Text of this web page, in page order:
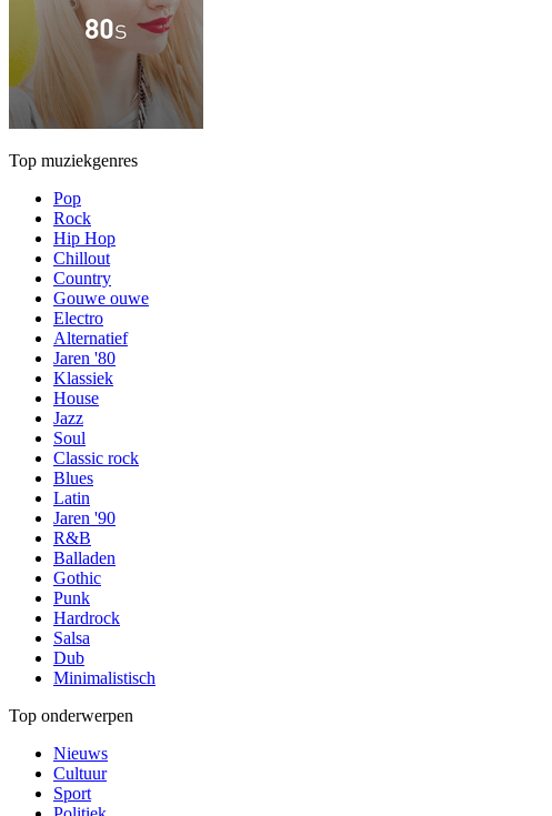
Top muziekgenres
Pop
Rock
Hip Hop
Chillout
Country
Gouwe ouwe
Electro
Alternatief
Jaren '80
Klassiek
House
Jazz
Soul
Classic rock
Blues
Latin
Jaren '90
R&B
Balladen
Gothic
Punk
Hardrock
Salsa
Dub
Minimalistisch
Top onderwerpen
Nieuws
Cultuur
Sport